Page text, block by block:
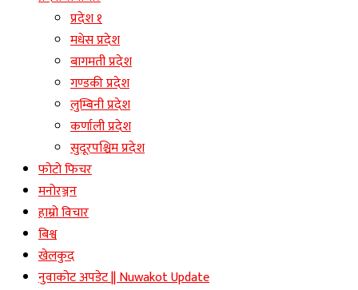
प्रदेश १
मधेस प्रदेश
बागमती प्रदेश
गण्डकी प्रदेश
लुम्बिनी प्रदेश
कर्णाली प्रदेश
सुदूरपश्चिम प्रदेश
फोटो फिचर
मनोरञ्जन
हाम्रो विचार
बिश्व
खेलकुद
नुवाकोट अपडेट || Nuwakot Update